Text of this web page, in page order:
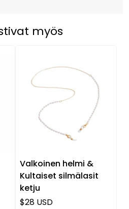
myös
Valkoinen helmi &
Kultaiset silmälasit
ketju
Normaali hinta
$28 USD